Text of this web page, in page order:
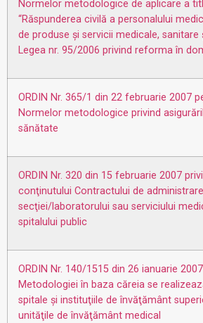
Normelor metodologice de aplicare a
“Răspunderea civilă a personalului
de produse şi servicii medicale, sanitare
Legea nr. 95/2006 privind reforma în
ORDIN Nr. 365/1 din 22 februarie 2007
Normelor metodologice privind
sănătate
ORDIN Nr. 320 din 15 februarie 2007
conţinutului Contractului de
secţiei/laboratorului sau serviciului
spitalului public
ORDIN Nr. 140/1515 din 26 ianuarie
Metodologiei în baza căreia se
spitale şi instituţiile de învăţământ
unităţile de învăţământ medical